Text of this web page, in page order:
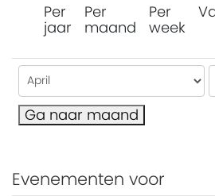
Per
jaar
Per
maand
Per
week
Ga naar maand
Evenementen voor